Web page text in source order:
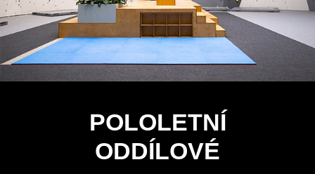
POLOLETNÍ
ODDÍLOVÉ